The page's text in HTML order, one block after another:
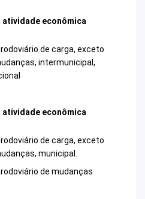
econômica
de carga, exceto
intermunicipal,
econômica
de carga, exceto
municipal.
de mudanças